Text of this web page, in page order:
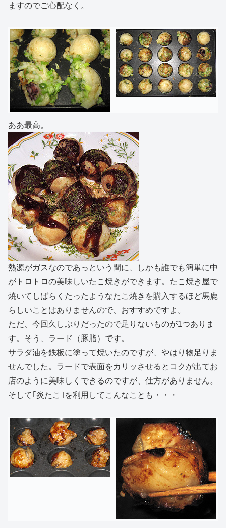
ますのでご心配なく。
ああ最高。
熱源がガスなのであっという間に、しかも誰でも簡単に中
がトロトロの美味しいたこ焼きができます。たこ焼き屋で
焼いてしばらくたったようなたこ焼きを購入するほど馬鹿
らしいことはありませんので、おすすめですよ。
ただ、今回久しぶりだったので足りないものが1つありま
す。そう、ラード（豚脂）です。
サラダ油を鉄板に塗って焼いたのですが、やはり物足りま
せんでした。ラードで表面をカリッさせるとコクが出てお
店のように美味しくできるのですが、仕方がありません。
そして｢炎たこ｣を利用してこんなことも・・・